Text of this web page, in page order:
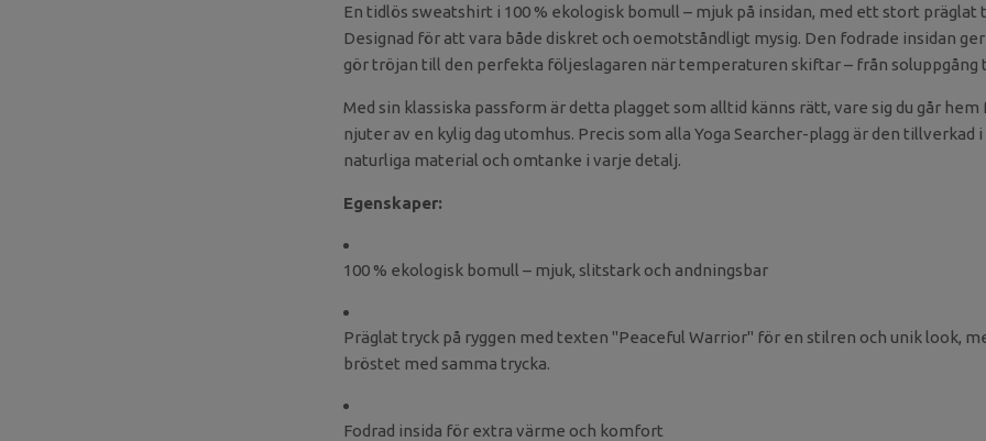
En tidlös sweatshirt i 100 % ekologisk bomull – mjuk på insidan, med ett stort präglat
Designad för att vara både diskret och oemotståndligt mysig. Den fodrade insidan
gör tröjan till den perfekta följeslagaren när temperaturen skiftar – från soluppgång
Med sin klassiska passform är detta plagget som alltid känns rätt, vare sig du går
njuter av en kylig dag utomhus. Precis som alla Yoga Searcher-plagg är den tillverkad i
naturliga material och omtanke i varje detalj.
Egenskaper:
100 % ekologisk bomull – mjuk, slitstark och andningsbar
Präglat tryck på ryggen med texten "Peaceful Warrior" för en stilren och unik look,
bröstet med samma trycka.
Fodrad insida för extra värme och komfort